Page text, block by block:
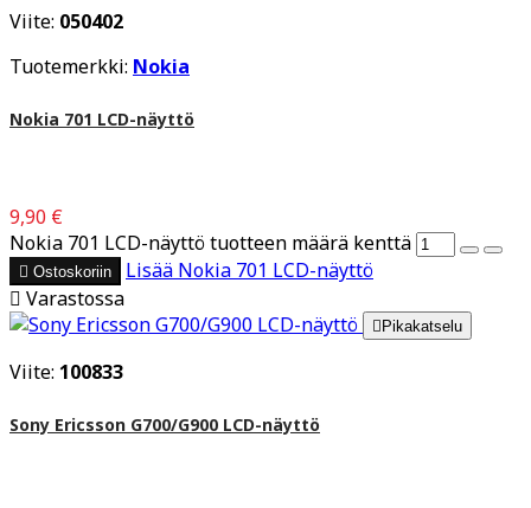
Viite: 050402
Tuotemerkki: Nokia
Nokia 701 LCD-näyttö
9,90 €
Nokia 701 LCD-näyttö tuotteen määrä kenttä
 Ostoskoriin Lisää Nokia 701 LCD-näyttö
 Varastossa
 Pikakatselu
Viite: 100833
Sony Ericsson G700/G900 LCD-näyttö